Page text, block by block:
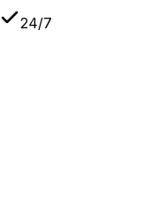
24/7